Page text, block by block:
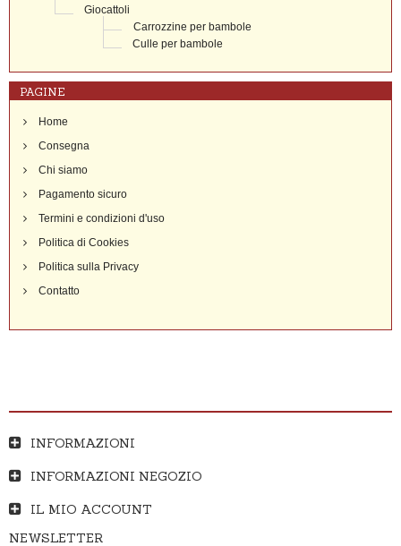
Giocattoli
Carrozzine per bambole
Culle per bambole
PAGINE
Home
Consegna
Chi siamo
Pagamento sicuro
Termini e condizioni d'uso
Politica di Cookies
Politica sulla Privacy
Contatto
INFORMAZIONI
INFORMAZIONI NEGOZIO
IL MIO ACCOUNT
NEWSLETTER